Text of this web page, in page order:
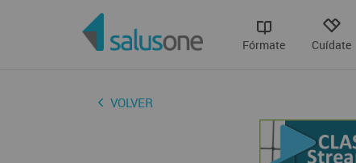
Fórmate Cuídate
VOLVER